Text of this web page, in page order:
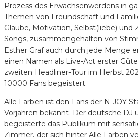
Prozess des Erwachsenwerdens in
Themen von Freundschaft und
Glaube, Motivation, Selbst(liebe) und
Songs, zusammengehalten von
Esther Graf auch durch jede Menge
einen Namen als Live-Act erster
zweiten Headliner-Tour im Herbst
10000 Fans begeistert.
Alle Farben ist den Fans der N-JOY
Vorjahren bekannt. Der deutsche DJ
begeisterte das Publikum mit
Zimmer, der sich hinter Alle Farben